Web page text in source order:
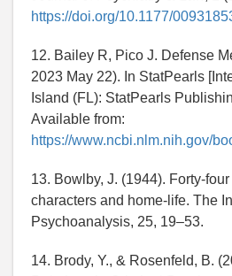
https://doi.org/10.1177/
12. Bailey R, Pico J. Defense
2023 May 22). In StatPearls
Island (FL): StatPearls
Available from:
https://www.ncbi.nlm.nih.gov/
13. Bowlby, J. (1944). Forty-
characters and home-life. The
Psychoanalysis, 25, 19–53.
14. Brody, Y., & Rosenfeld, B.